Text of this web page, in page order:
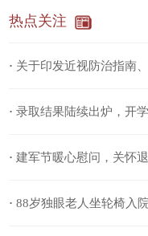
热点关注
· 关于印发近视防治指南
·录取结果陆续出炉，开
·建军节暖心慰问，关怀
·88岁独眼老人坐轮椅入